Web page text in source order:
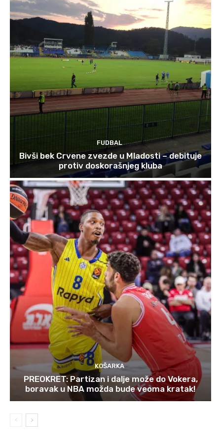
FUDBAL
Bivši bek Crvene zvezde u Mladosti – debituje
protiv doskorašnjeg kluba
KOŠARKA
PREOKRET: Partizan i dalje može do Vokera,
boravak u NBA možda bude veoma kratak!